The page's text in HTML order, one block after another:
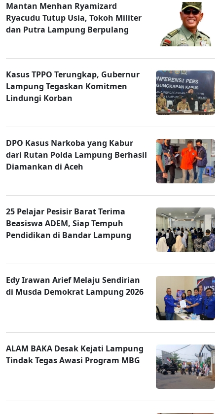
Mantan Menhan Ryamizard
Ryacudu Tutup Usia, Tokoh Militer
dan Putra Lampung Berpulang
Kasus TPPO Terungkap, Gubernur
Lampung Tegaskan Komitmen
Lindungi Korban
DPO Kasus Narkoba yang Kabur
dari Rutan Polda Lampung Berhasil
Diamankan di Aceh
25 Pelajar Pesisir Barat Terima
Beasiswa ADEM, Siap Tempuh
Pendidikan di Bandar Lampung
Edy Irawan Arief Melaju Sendirian
di Musda Demokrat Lampung 2026
ALAM BAKA Desak Kejati Lampung
Tindak Tegas Awasi Program MBG